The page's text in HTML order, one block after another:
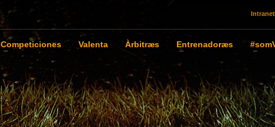
Intranet
Competiciones Valenta Àrbitræs Entrenadoræs